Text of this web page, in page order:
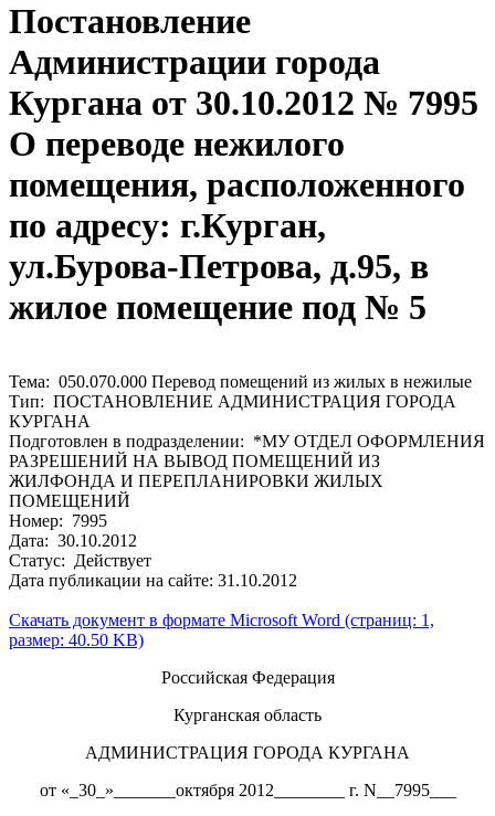
Постановление
Администрации города
Кургана от 30.10.2012 № 7995
О переводе нежилого
помещения, расположенного
по адресу: г.Курган,
ул.Бурова-Петрова, д.95, в
жилое помещение под № 5
Тема: 050.070.000 Перевод помещений из жилых в нежилые
Тип: ПОСТАНОВЛЕНИЕ АДМИНИСТРАЦИЯ ГОРОДА
КУРГАНА
Подготовлен в подразделении: *МУ ОТДЕЛ ОФОРМЛЕНИЯ
РАЗРЕШЕНИЙ НА ВЫВОД ПОМЕЩЕНИЙ ИЗ
ЖИЛФОНДА И ПЕРЕПЛАНИРОВКИ ЖИЛЫХ
ПОМЕЩЕНИЙ
Номер: 7995
Дата: 30.10.2012
Статус: Действует
Дата публикации на сайте: 31.10.2012
Скачать документ в формате Microsoft Word (страниц: 1,
размер: 40.50 KB)
Российская Федерация
Курганская область
АДМИНИСТРАЦИЯ ГОРОДА КУРГАНА
от «_30_»_______октября 2012________ г. N__7995___